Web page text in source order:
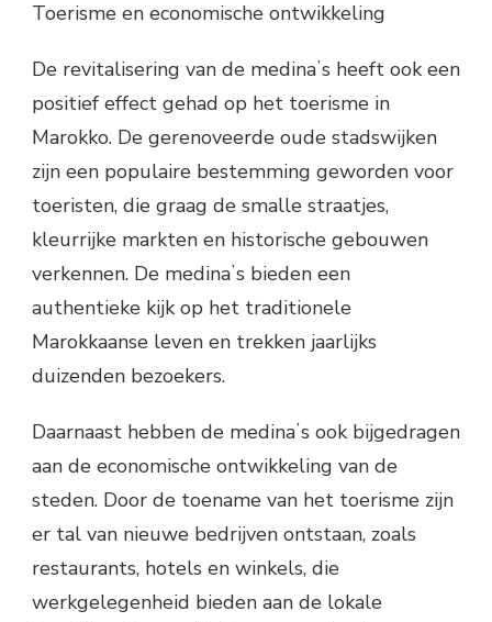
Toerisme en economische ontwikkeling
De revitalisering van de medinaʼs heeft ook een
positief effect gehad op het toerisme in
Marokko. De gerenoveerde oude stadswijken
zijn een populaire bestemming geworden voor
toeristen, die graag de smalle straatjes,
kleurrijke markten en historische gebouwen
verkennen. De medinaʼs bieden een
authentieke kijk op het traditionele
Marokkaanse leven en trekken jaarlijks
duizenden bezoekers.
Daarnaast hebben de medinaʼs ook bijgedragen
aan de economische ontwikkeling van de
steden. Door de toename van het toerisme zijn
er tal van nieuwe bedrijven ontstaan, zoals
restaurants, hotels en winkels, die
werkgelegenheid bieden aan de lokale